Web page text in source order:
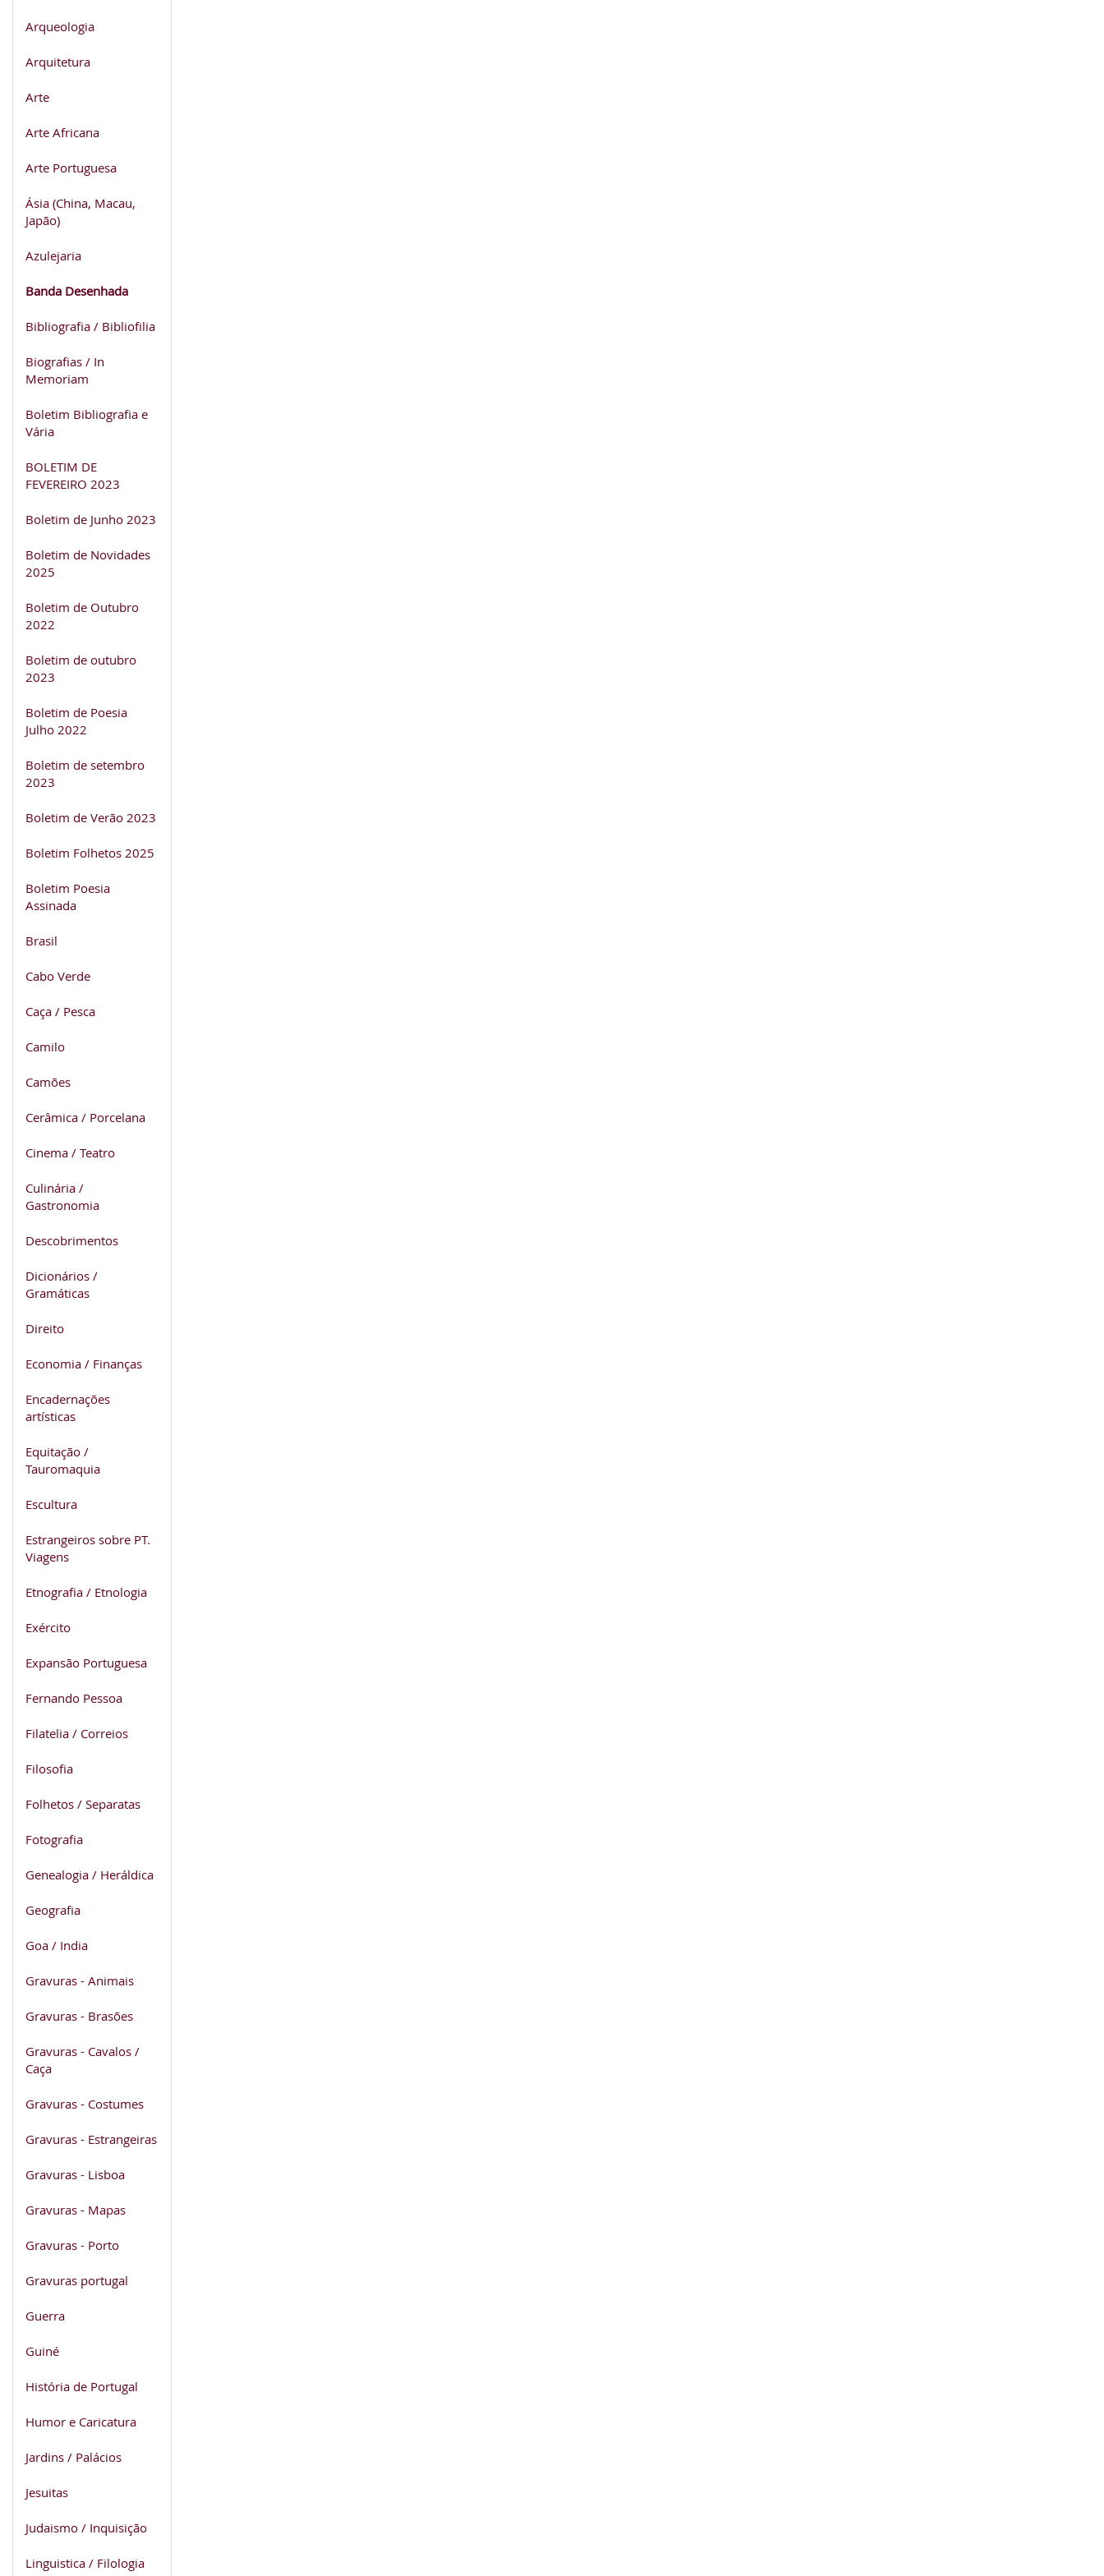
Arqueologia
Arquitetura
Arte
Arte Africana
Arte Portuguesa
Ásia (China, Macau,
Japão)
Azulejaria
Banda Desenhada
Bibliografia / Bibliofilia
Biografias / In
Memoriam
Boletim Bibliografia e
Vária
BOLETIM DE
FEVEREIRO 2023
Boletim de Junho 2023
Boletim de Novidades
2025
Boletim de Outubro
2022
Boletim de outubro
2023
Boletim de Poesia
Julho 2022
Boletim de setembro
2023
Boletim de Verão 2023
Boletim Folhetos 2025
Boletim Poesia
Assinada
Brasil
Cabo Verde
Caça / Pesca
Camilo
Camões
Cerâmica / Porcelana
Cinema / Teatro
Culinária /
Gastronomia
Descobrimentos
Dicionários /
Gramáticas
Direito
Economia / Finanças
Encadernações
artísticas
Equitação /
Tauromaquia
Escultura
Estrangeiros sobre PT.
Viagens
Etnografia / Etnologia
Exército
Expansão Portuguesa
Fernando Pessoa
Filatelia / Correios
Filosofia
Folhetos / Separatas
Fotografia
Genealogia / Heráldica
Geografia
Goa / India
Gravuras - Animais
Gravuras - Brasões
Gravuras - Cavalos /
Caça
Gravuras - Costumes
Gravuras - Estrangeiras
Gravuras - Lisboa
Gravuras - Mapas
Gravuras - Porto
Gravuras portugal
Guerra
Guiné
História de Portugal
Humor e Caricatura
Jardins / Palácios
Jesuitas
Judaismo / Inquisição
Linguistica / Filologia